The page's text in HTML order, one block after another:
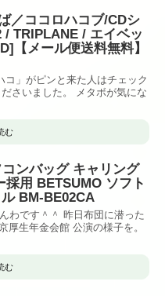
／ココロハコブ/CDシ
/ TRIPLANE / エイベッ
【メール便送料無料】
コ」がピンと来た人はチェック
さいました。 メタボが気にな
む
ンバッグ キャリング
用 BETSUMO ソフト
BM-BE02CA
わです＾＾ 昨日布団に潜った
厚生年金会館 公演の様子を。
む